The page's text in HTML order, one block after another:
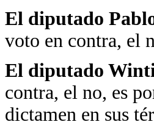
El diputado
voto en contra, el
El diputado
contra, el no, es
dictamen en sus